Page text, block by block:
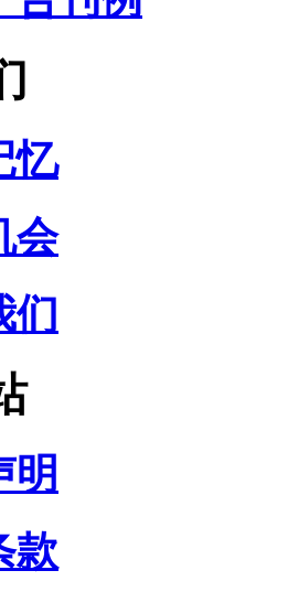
忆
会
们
明
款